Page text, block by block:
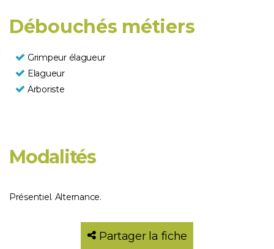
Débouchés métiers
Grimpeur élagueur
Elagueur
Arboriste
Modalités
Présentiel. Alternance.
Partager la fiche